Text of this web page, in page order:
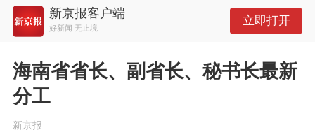
新京报客户端
好新闻 无止境
立即打开
海南省省长、副省长、秘书长最新
分工
新京报